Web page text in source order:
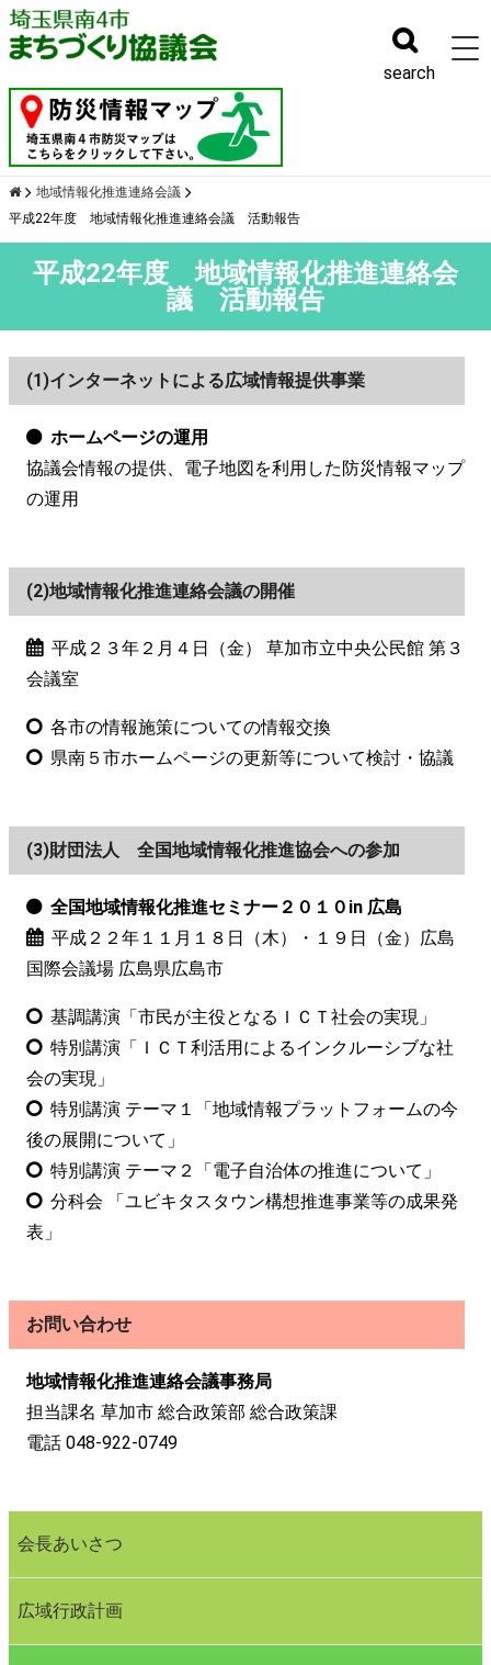
search
幹事会
地域情報化推進連絡会議
平成22年度 地域情報化推進連絡会議 活動報告
平成22年度 地域情報化推進連絡会
議 活動報告
(1)インターネットによる広域情報提供事業
ホームページの運用
協議会情報の提供、電子地図を利用した防災情報マップ
の運用
(2)地域情報化推進連絡会議の開催
平成２３年２月４日（金） 草加市立中央公民館 第３
会議室
各市の情報施策についての情報交換
県南５市ホームページの更新等について検討・協議
(3)財団法人 全国地域情報化推進協会への参加
全国地域情報化推進セミナー２０１０in 広島
平成２２年１１月１８日（木）・１９日（金）広島
国際会議場 広島県広島市
基調講演「市民が主役となるＩＣＴ社会の実現」
特別講演「ＩＣＴ利活用によるインクルーシブな社
会の実現」
特別講演 テーマ１「地域情報プラットフォームの今
後の展開について」
特別講演 テーマ２「電子自治体の推進について」
分科会 「ユビキタスタウン構想推進事業等の成果発
表」
お問い合わせ
地域情報化推進連絡会議事務局
担当課名 草加市 総合政策部 総合政策課
電話 048-922-0749
会長あいさつ
広域行政計画